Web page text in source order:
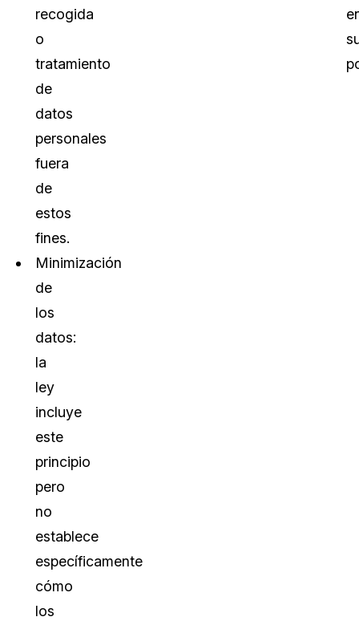
recogida
o
tratamiento
de
datos
personales
fuera
de
estos
fines.
Minimización
de
los
datos:
la
ley
incluye
este
principio
pero
no
establece
específicamente
cómo
los